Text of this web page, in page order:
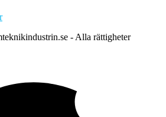
- Alla rättigheter